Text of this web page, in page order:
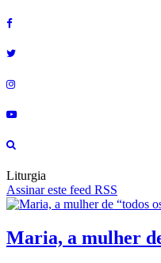
Liturgia
Assinar este feed RSS
Maria, a mulher